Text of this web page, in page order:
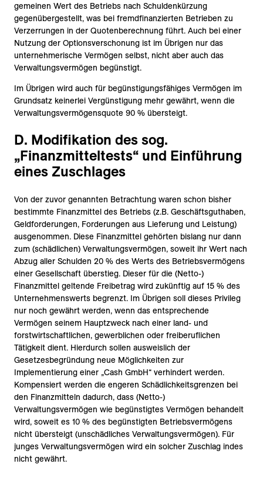
gemeinen Wert des Betriebs nach Schuldenkürzung
gegenübergestellt, was bei fremdfinanzierten Betrieben zu
Verzerrungen in der Quotenberechnung führt. Auch bei einer
Nutzung der Optionsverschonung ist im Übrigen nur das
unternehmerische Vermögen selbst, nicht aber auch das
Verwaltungsvermögen begünstigt.
Im Übrigen wird auch für begünstigungsfähiges Vermögen im
Grundsatz keinerlei Vergünstigung mehr gewährt, wenn die
Verwaltungsvermögensquote 90 % übersteigt.
D. Modifikation des sog.
„Finanzmitteltests“ und Einführung
eines Zuschlages
Von der zuvor genannten Betrachtung waren schon bisher
bestimmte Finanzmittel des Betriebs (z.B. Geschäftsguthaben,
Geldforderungen, Forderungen aus Lieferung und Leistung)
ausgenommen. Diese Finanzmittel gehörten bislang nur dann
zum (schädlichen) Verwaltungsvermögen, soweit ihr Wert nach
Abzug aller Schulden 20 % des Werts des Betriebsvermögens
einer Gesellschaft überstieg. Dieser für die (Netto-)
Finanzmittel geltende Freibetrag wird zukünftig auf 15 % des
Unternehmenswerts begrenzt. Im Übrigen soll dieses Privileg
nur noch gewährt werden, wenn das entsprechende
Vermögen seinem Hauptzweck nach einer land- und
forstwirtschaftlichen, gewerblichen oder freiberuflichen
Tätigkeit dient. Hierdurch sollen ausweislich der
Gesetzesbegründung neue Möglichkeiten zur
Implementierung einer „Cash GmbH“ verhindert werden.
Kompensiert werden die engeren Schädlichkeitsgrenzen bei
den Finanzmitteln dadurch, dass (Netto-)
Verwaltungsvermögen wie begünstigtes Vermögen behandelt
wird, soweit es 10 % des begünstigten Betriebsvermögens
nicht übersteigt (unschädliches Verwaltungsvermögen). Für
junges Verwaltungsvermögen wird ein solcher Zuschlag indes
nicht gewährt.